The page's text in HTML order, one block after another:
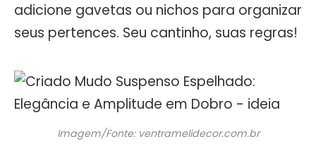
adicione gavetas ou nichos para organizar
seus pertences. Seu cantinho, suas regras!
Imagem/Fonte: ventramelidecor.com.br